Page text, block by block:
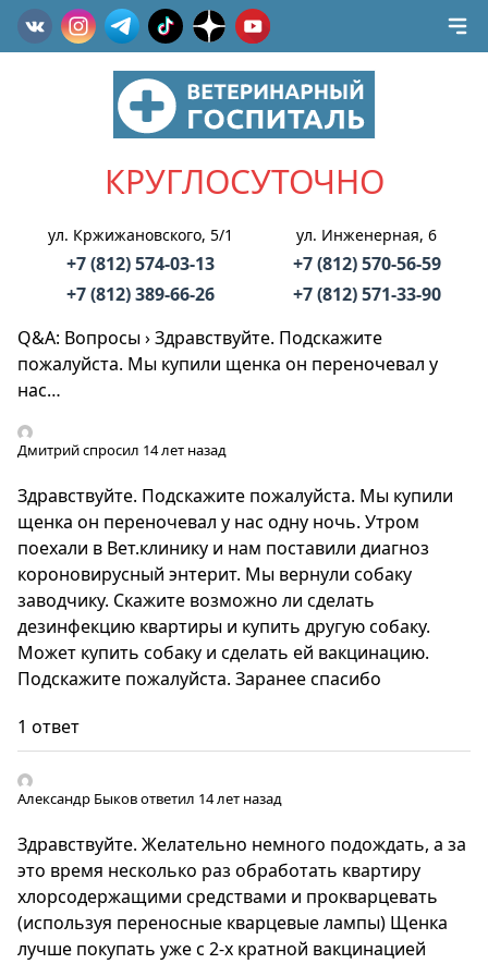
КРУГЛОСУТОЧНО
ул. Кржижановского, 5/1
+7 (812) 574-03-13
+7 (812) 389-66-26
ул. Инженерная, 6
+7 (812) 570-56-59
+7 (812) 571-33-90
Q&A: Вопросы›Здравствуйте. Подскажите
пожалуйста. Мы купили щенка он переночевал у
нас…
Дмитрийспросил 14 лет назад
Здравствуйте. Подскажите пожалуйста. Мы купили
щенка он переночевал у нас одну ночь. Утром
поехали в Вет.клинику и нам поставили диагноз
короновирусный энтерит. Мы вернули собаку
заводчику. Скажите возможно ли сделать
дезинфекцию квартиры и купить другую собаку.
Может купить собаку и сделать ей вакцинацию.
Подскажите пожалуйста. Заранее спасибо
1 ответ
Александр Быковответил 14 лет назад
Здравствуйте. Желательно немного подождать, а за
это время несколько раз обработать квартиру
хлорсодержащими средствами и прокварцевать
(используя переносные кварцевые лампы) Щенка
лучше покупать уже с 2-х кратной вакцинацией